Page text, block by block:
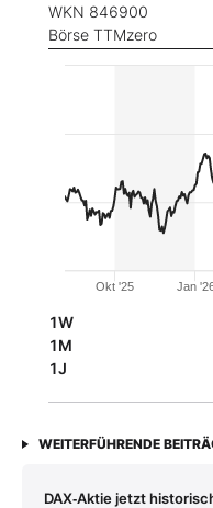
WKN 846900
Börse TTMzero
Okt '25 Jan
1W
1M
1J
WEITERFÜHRENDE
DAX‑Aktie jetzt